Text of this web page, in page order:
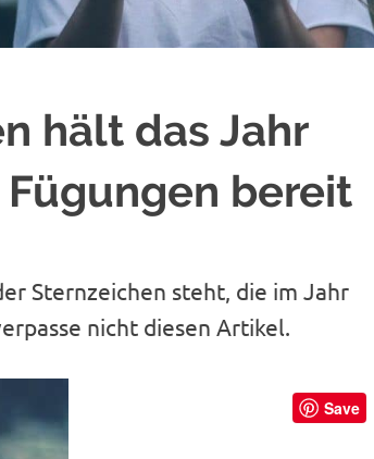
hält das Jahr
bereit
Sternzeichen steht, die im Jahr
nicht diesen Artikel.
Save